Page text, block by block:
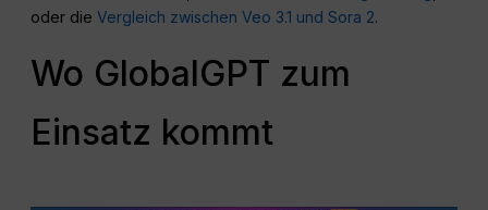
oder dieVergleich zwischen Veo 3.1 und Sora 2.
Wo GlobalGPT zum
Einsatz kommt